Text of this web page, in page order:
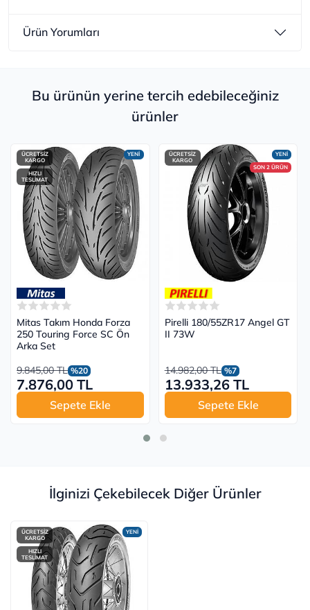
Ürün Yorumları
Bu ürünün yerine tercih edebileceğiniz
ürünler
YENİ
ÜCRETSİZ
KARGO
HIZLI
TESLİMAT
Mitas Takım Honda Forza
250 Touring Force SC Ön
Arka Set
9.845,00 TL %20
7.876,00 TL
Sepete Ekle
YENİ
SON 2 ÜRÜN
ÜCRETSİZ
KARGO
Pirelli 180/55ZR17 Angel GT
II 73W
14.982,00 TL %7
13.933,26 TL
Sepete Ekle
İlginizi Çekebilecek Diğer Ürünler
YENİ
ÜCRETSİZ
KARGO
HIZLI
TESLİMAT